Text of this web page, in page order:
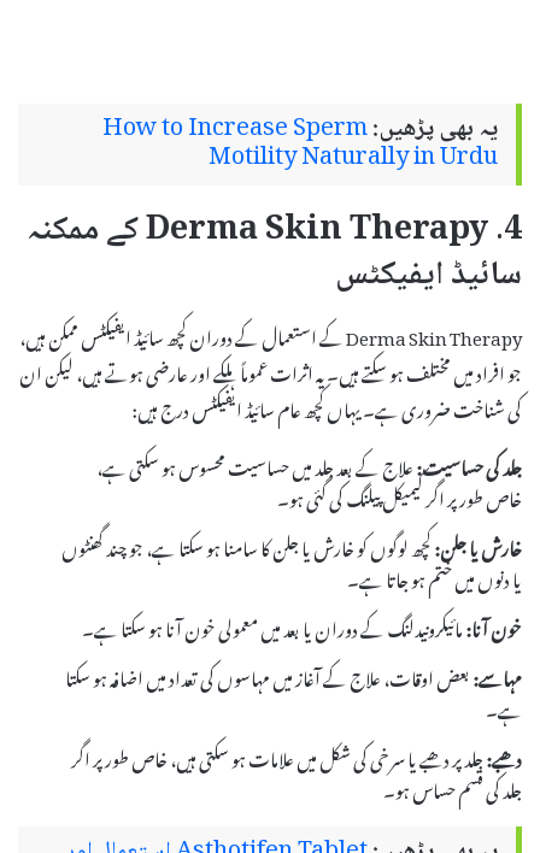
یہ بھی پڑھیں:How to Increase Sperm
Motility Naturally in Urdu
4. Derma Skin Therapy کے ممکنہ
سائیڈ ایفیکٹس
Derma Skin Therapy کے استعمال کے دوران کچھ سائیڈ ایفیکٹس ممکن ہیں،
جو افراد میں مختلف ہو سکتے ہیں۔ یہ اثرات عموماً ہلکے اور عارضی ہوتے ہیں، لیکن ان
کی شناخت ضروری ہے۔ یہاں کچھ عام سائیڈ ایفیکٹس درج ہیں:
جلد کی حساسیت:علاج کے بعد جلد میں حساسیت محسوس ہو سکتی ہے،
خاص طور پر اگر کیمیکل پیلنگ کی گئی ہو۔
خارش یا جلن:کچھ لوگوں کو خارش یا جلن کا سامنا ہو سکتا ہے، جو چند گھنٹوں
یا دنوں میں ختم ہو جاتا ہے۔
خون آنا:مائیکرونیدلنگ کے دوران یا بعد میں معمولی خون آنا ہو سکتا ہے۔
مہاسے:بعض اوقات، علاج کے آغاز میں مہاسوں کی تعداد میں اضافہ ہو سکتا
ہے۔
دھبے:جلد پر دھبے یا سرخی کی شکل میں علامات ہو سکتی ہیں، خاص طور پر اگر
جلد کی قسم حساس ہو۔